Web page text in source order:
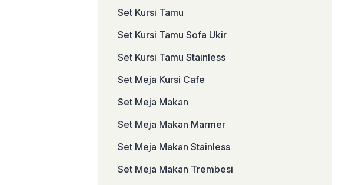
Set Kursi Tamu
Set Kursi Tamu Sofa Ukir
Set Kursi Tamu Stainless
Set Meja Kursi Cafe
Set Meja Makan
Set Meja Makan Marmer
Set Meja Makan Stainless
Set Meja Makan Trembesi